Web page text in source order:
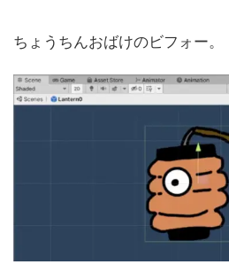
ちょうちんおばけのビフォー。